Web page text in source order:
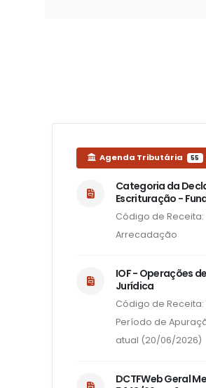
Agenda Tributária 55
Categoria da
Escrituração -
Código de
Arrecadação
IOF - Operações
Jurídica
Código de Receita:
Período de
atual (20/06/2026)
DCTFWeb Geral